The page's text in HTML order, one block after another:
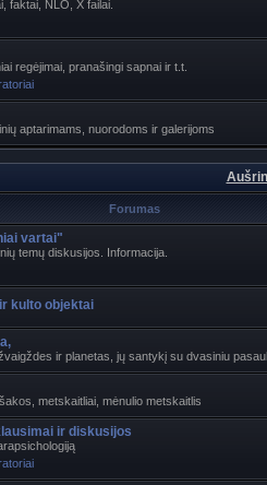
faktai, NLO, X failai.
regėjimai, pranašingi sapnai ir t.t.
aptarimams, nuorodoms ir galerijoms
Forumas
vartai"
temų diskusijos. Informacija.
kulto objektai
ir planetas, jų santykį su dvasiniu
metskaitliai, mėnulio metskaitlis
ir diskusijos